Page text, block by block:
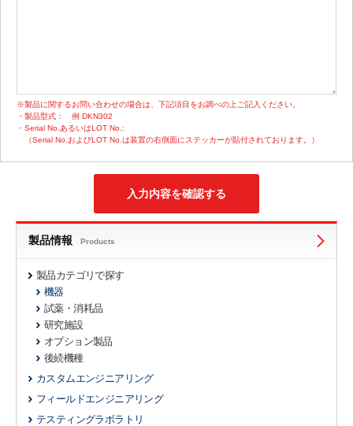
※製品に関するお問い合わせの場合は、下記項目をお調べの上ご記入ください。
・製品型式：
例 DKN302
・Serial No.あるいはLOT No.:
（Serial No.およびLOT No.は装置の右側面にステッカーが貼付されております。）
製品情報 Products
製品カテゴリで探す
機器
試薬・消耗品
研究施設
オプション製品
後続機種
カスタムエンジニアリング
フィールドエンジニアリング
テスティングラボラトリ